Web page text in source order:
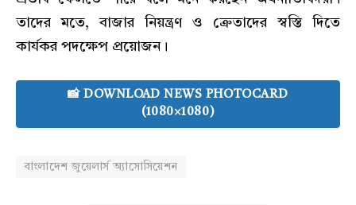
তাদের মতে, বাজার নিয়ন্ত্রণ ও ক্রেতাদের স্বস্তি দিতে
কার্যকর পদক্ষেপ প্রয়োজন।
📸 DOWNLOAD NEWS PHOTOCARD
(1080×1080)
বাংলাদেশ জুয়েলার্স অ্যাসোসিয়েশন